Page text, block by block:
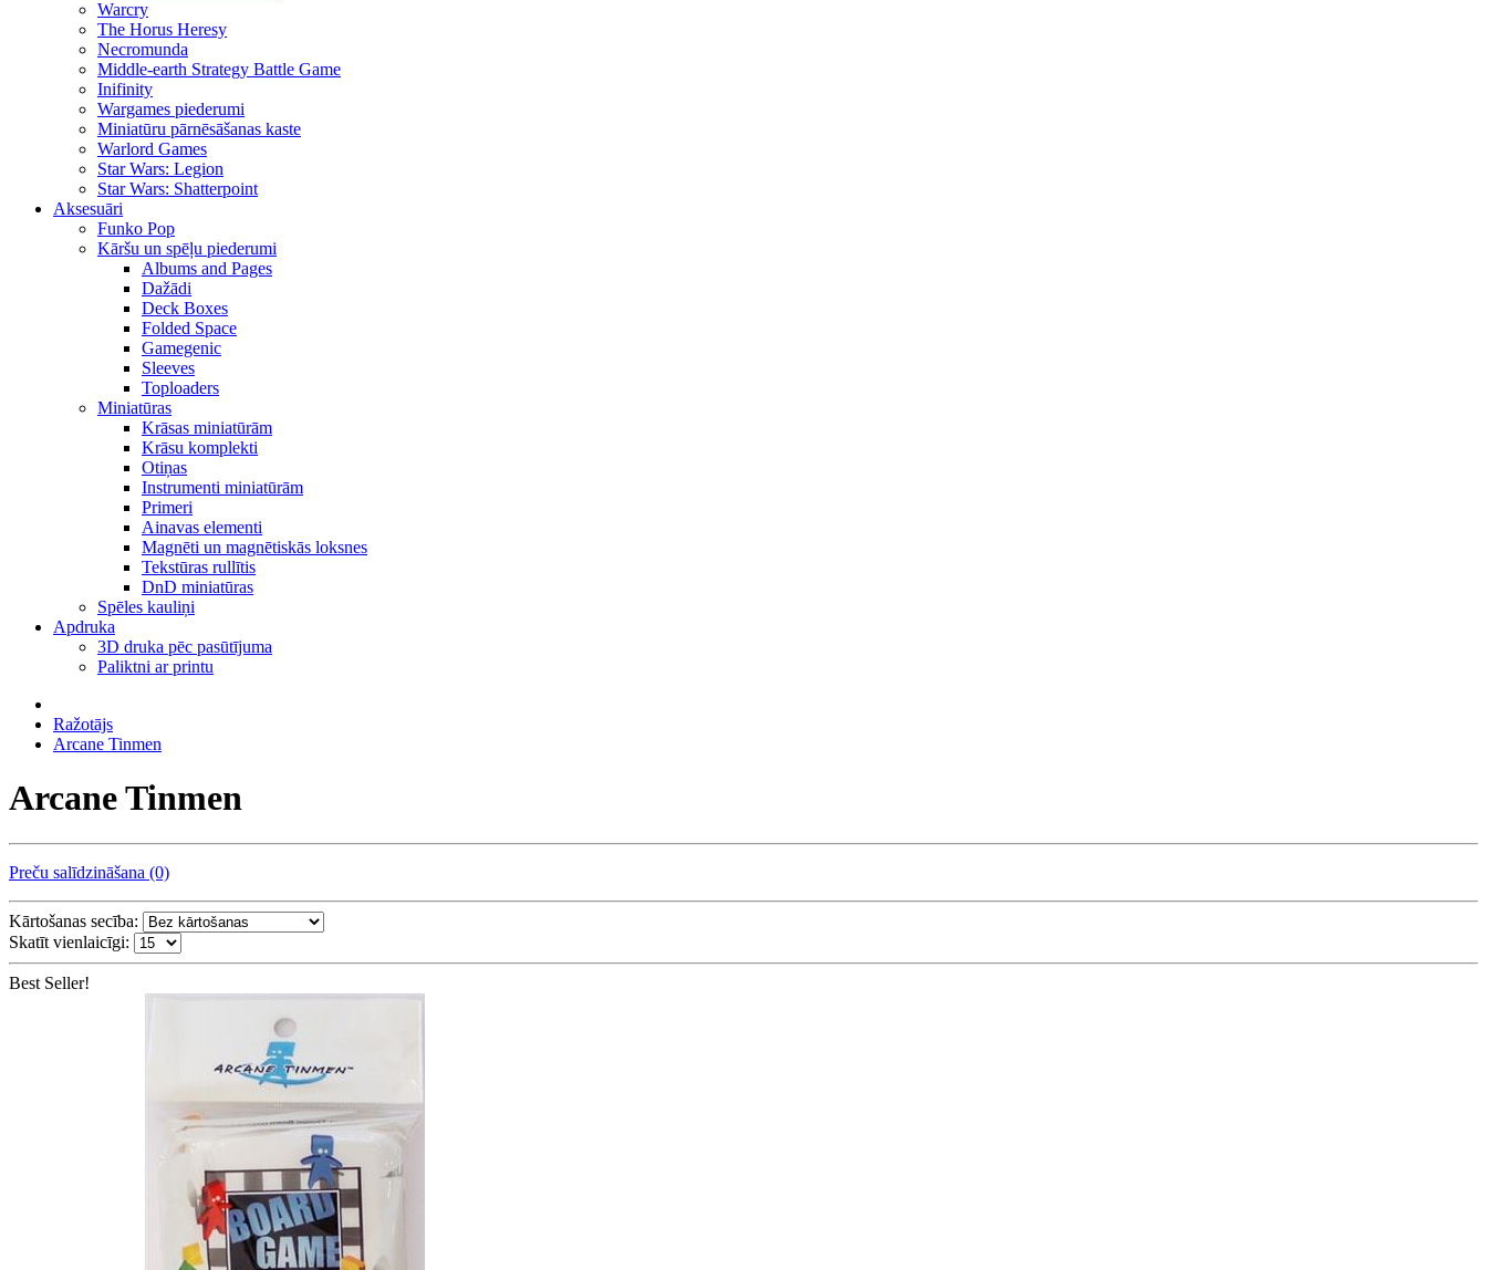
Warcry
The Horus Heresy
Necromunda
Middle-earth Strategy Battle Game
Inifinity
Wargames piederumi
Miniatūru pārnēsāšanas kaste
Warlord Games
Star Wars: Legion
Star Wars: Shatterpoint
Aksesuāri
Funko Pop
Kāršu un spēļu piederumi
Albums and Pages
Dažādi
Deck Boxes
Folded Space
Gamegenic
Sleeves
Toploaders
Miniatūras
Krāsas miniatūrām
Krāsu komplekti
Otiņas
Instrumenti miniatūrām
Primeri
Ainavas elementi
Magnēti un magnētiskās loksnes
Tekstūras rullītis
DnD miniatūras
Spēles kauliņi
Apdruka
3D druka pēc pasūtījuma
Paliktni ar printu
Ražotājs
Arcane Tinmen
Arcane Tinmen
Preču salīdzināšana (0)
Kārtošanas secība:
Skatīt vienlaicīgi:
Best Seller!